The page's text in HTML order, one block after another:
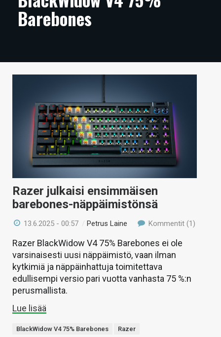
ARTIKKELIT
TIETOA
KAUPPA
VAIHDA TEEMA
HAKU
Barebones
Razer julkaisi ensimmäisen
barebones-näppäimistönsä
13.6.2025 - 00:57 /Petrus Laine Kommentit (1)
Razer BlackWidow V4 75% Barebones ei ole
varsinaisesti uusi näppäimistö, vaan ilman
kytkimiä ja näppäinhattuja toimitettava
edullisempi versio pari vuotta vanhasta 75 %:n
perusmallista.
Lue lisää
BlackWidow V4 75% Barebones Razer